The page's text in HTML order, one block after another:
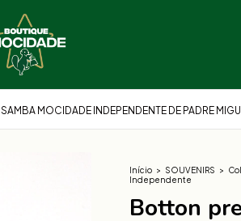
SAMBA MOCIDADE INDEPENDENTE DE PADRE
Início > SOUVENIRS >
Independente
Botton